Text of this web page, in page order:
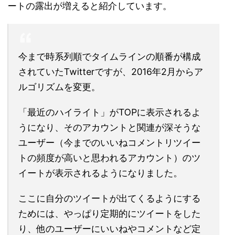
ートの露出が増えると紹介しています。
今まで時系列順でタイムラインの順番が構成
されていたTwitterですが、2016年2月からア
ルゴリズムを変更。
「最近のハイライト」がTOPに表示されるよ
うになり、そのアカウントと関連が深そうな
ユーザー（今までのいいねコメントリツイー
トの頻度が高いと思われるアカウント）のツ
イートが表示されるようになりました。
ここに自分のツイートが出てくるようにする
ためには、やっぱり定期的にツイートをした
り、他のユーザーにいいねやコメントなど定